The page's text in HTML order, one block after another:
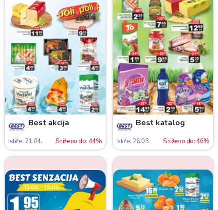
Best akcija
Ističe: 21.04. Sniženo do: 44%
Best katalog
Ističe: 26.03. Sniženo do: 46%